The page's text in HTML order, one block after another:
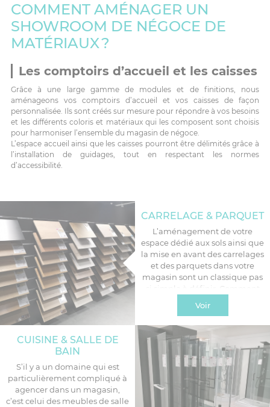
COMMENT AMÉNAGER UN
SHOWROOM DE NÉGOCE DE
MATÉRIAUX ?
Les comptoirs d’accueil et les caisses
Grâce à une large gamme de modules et de finitions, nous
aménageons vos comptoirs d’accueil et vos caisses de façon
personnalisée. Ils sont créés sur mesure pour répondre à vos besoins
et les différents coloris et matériaux qui les composent sont choisis
pour harmoniser l’ensemble du magasin de négoce.
L’espace accueil ainsi que les caisses pourront être délimités grâce à
l’installation de guidages, tout en respectant les normes
d’accessibilité.
CARRELAGE & PARQUET
L’aménagement de votre
espace dédié aux sols ainsi que
la mise en avant des carrelages
et des parquets dans votre
magasin sont un classique pas
si simple à définir. Comment
de sols, tout en offrant la
projeter durant ses travaux ?
C’est notre mission en tant
qu’agenceur de vous proposer
des solutions adaptées.
Voir
CUISINE & SALLE DE
BAIN
S’il y a un domaine qui est
particulièrement compliqué à
agencer dans un magasin,
c’est celui des meubles de salle